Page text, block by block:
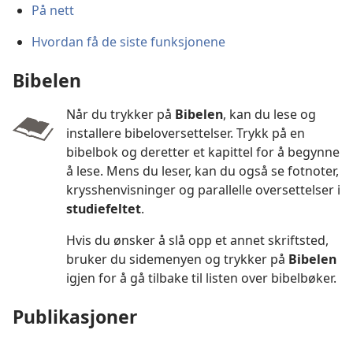
På nett
Hvordan få de siste funksjonene
Bibelen
Når du trykker på Bibelen, kan du lese og
installere bibeloversettelser. Trykk på en
bibelbok og deretter et kapittel for å begynne
å lese. Mens du leser, kan du også se fotnoter,
krysshenvisninger og parallelle oversettelser i
studiefeltet.
Hvis du ønsker å slå opp et annet skriftsted,
bruker du sidemenyen og trykker på Bibelen
igjen for å gå tilbake til listen over bibelbøker.
Publikasjoner